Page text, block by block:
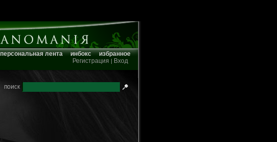
персональная лента инбокс
избранное
Регистрация | Вход